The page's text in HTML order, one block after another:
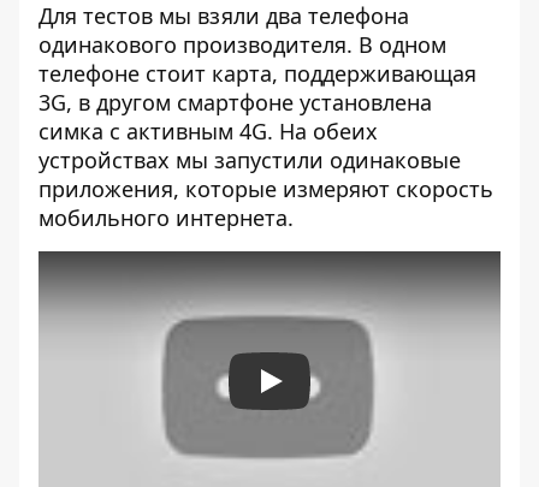
Для тестов мы взяли два телефона
одинакового производителя. В одном
телефоне стоит карта, поддерживающая
3G, в другом смартфоне установлена
симка с активным 4G. На обеих
устройствах мы запустили одинаковые
приложения, которые измеряют скорость
мобильного интернета.
Play